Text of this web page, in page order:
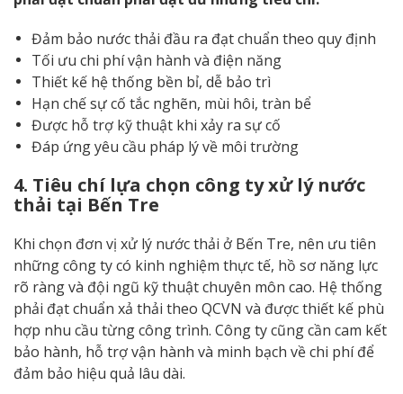
Đảm bảo nước thải đầu ra đạt chuẩn theo quy định
Tối ưu chi phí vận hành và điện năng
Thiết kế hệ thống bền bỉ, dễ bảo trì
Hạn chế sự cố tắc nghẽn, mùi hôi, tràn bể
Được hỗ trợ kỹ thuật khi xảy ra sự cố
Đáp ứng yêu cầu pháp lý về môi trường
4. Tiêu chí lựa chọn công ty xử lý nước
thải tại Bến Tre
Khi chọn đơn vị xử lý nước thải ở Bến Tre, nên ưu tiên
những công ty có kinh nghiệm thực tế, hồ sơ năng lực
rõ ràng và đội ngũ kỹ thuật chuyên môn cao. Hệ thống
phải đạt chuẩn xả thải theo QCVN và được thiết kế phù
hợp nhu cầu từng công trình. Công ty cũng cần cam kết
bảo hành, hỗ trợ vận hành và minh bạch về chi phí để
đảm bảo hiệu quả lâu dài.